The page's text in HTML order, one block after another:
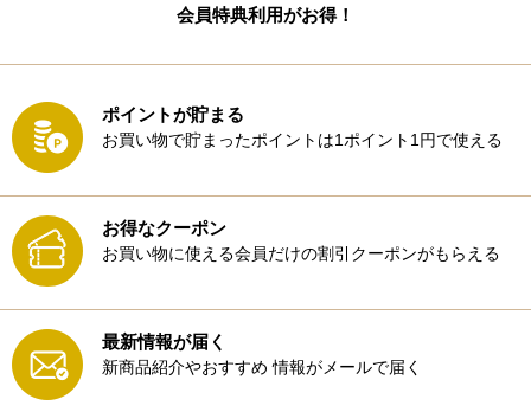
会員特典利用がお得！
ポイントが貯まる
お買い物で貯まったポイントは1ポイント1円で使える
お得なクーポン
お買い物に使える会員だけの割引クーポンがもらえる
最新情報が届く
新商品紹介やおすすめ 情報がメールで届く